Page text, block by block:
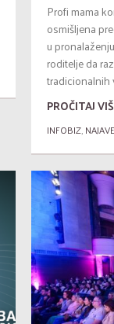
Profi mama
osmišljena
u
roditelje da
tradicionalnih
PROČITAJ
INFOBIZ,NAJAVE